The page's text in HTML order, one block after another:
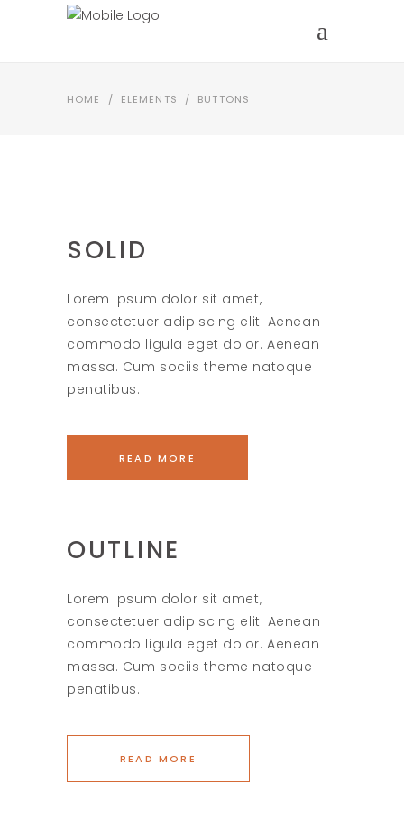
HOME / ELEMENTS / BUTTONS
SOLID
Lorem ipsum dolor sit amet,
consectetuer adipiscing elit. Aenean
commodo ligula eget dolor. Aenean
massa. Cum sociis theme natoque
penatibus.
READ MORE
OUTLINE
Lorem ipsum dolor sit amet,
consectetuer adipiscing elit. Aenean
commodo ligula eget dolor. Aenean
massa. Cum sociis theme natoque
penatibus.
READ MORE